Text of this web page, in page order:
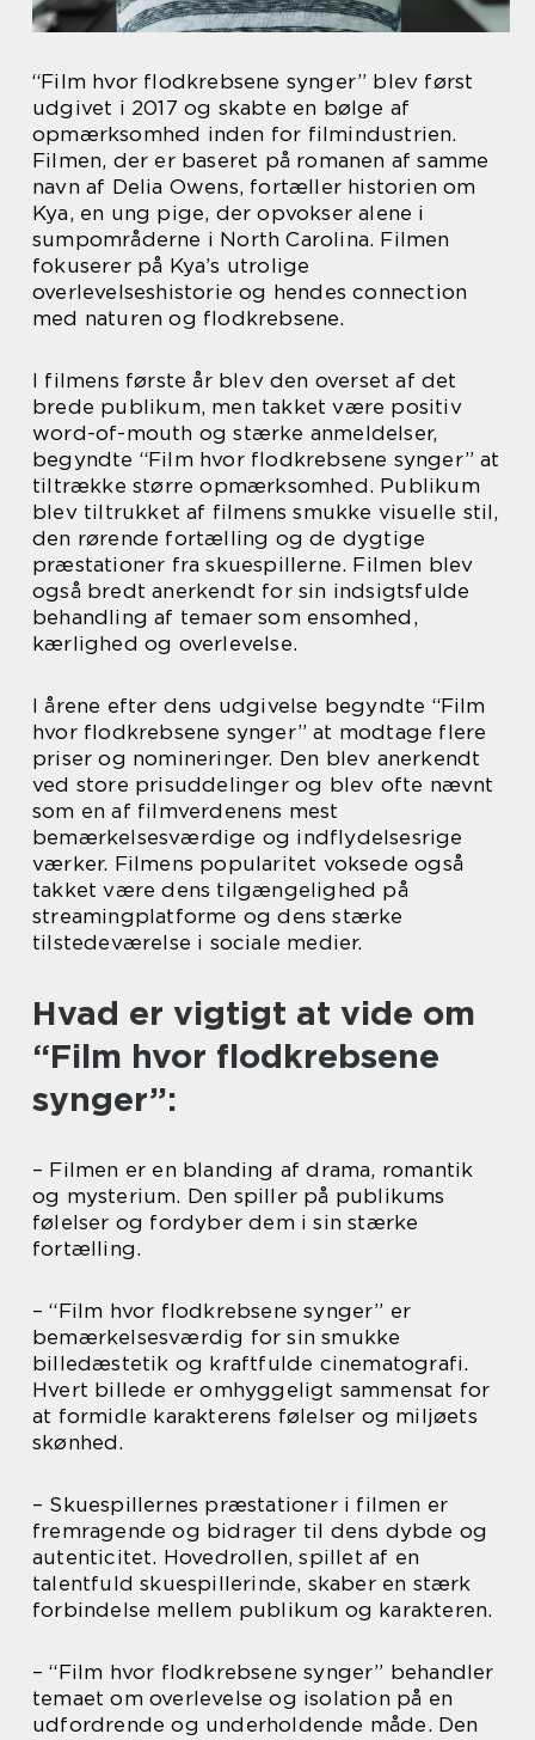
“Film hvor flodkrebsene synger” blev først
udgivet i 2017 og skabte en bølge af
opmærksomhed inden for filmindustrien.
Filmen, der er baseret på romanen af samme
navn af Delia Owens, fortæller historien om
Kya, en ung pige, der opvokser alene i
sumpområderne i North Carolina. Filmen
fokuserer på Kya’s utrolige
overlevelseshistorie og hendes connection
med naturen og flodkrebsene.
I filmens første år blev den overset af det
brede publikum, men takket være positiv
word-of-mouth og stærke anmeldelser,
begyndte “Film hvor flodkrebsene synger” at
tiltrække større opmærksomhed. Publikum
blev tiltrukket af filmens smukke visuelle stil,
den rørende fortælling og de dygtige
præstationer fra skuespillerne. Filmen blev
også bredt anerkendt for sin indsigtsfulde
behandling af temaer som ensomhed,
kærlighed og overlevelse.
I årene efter dens udgivelse begyndte “Film
hvor flodkrebsene synger” at modtage flere
priser og nomineringer. Den blev anerkendt
ved store prisuddelinger og blev ofte nævnt
som en af filmverdenens mest
bemærkelsesværdige og indflydelsesrige
værker. Filmens popularitet voksede også
takket være dens tilgængelighed på
streamingplatforme og dens stærke
tilstedeværelse i sociale medier.
Hvad er vigtigt at vide om
“Film hvor flodkrebsene
synger”:
– Filmen er en blanding af drama, romantik
og mysterium. Den spiller på publikums
følelser og fordyber dem i sin stærke
fortælling.
– “Film hvor flodkrebsene synger” er
bemærkelsesværdig for sin smukke
billedæstetik og kraftfulde cinematografi.
Hvert billede er omhyggeligt sammensat for
at formidle karakterens følelser og miljøets
skønhed.
– Skuespillernes præstationer i filmen er
fremragende og bidrager til dens dybde og
autenticitet. Hovedrollen, spillet af en
talentfuld skuespillerinde, skaber en stærk
forbindelse mellem publikum og karakteren.
– “Film hvor flodkrebsene synger” behandler
temaet om overlevelse og isolation på en
udfordrende og underholdende måde. Den